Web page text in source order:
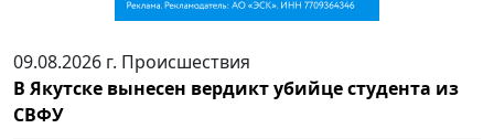
09.08.2026 г. Происшествия
В Якутске вынесен вердикт убийце студента из
СВФУ